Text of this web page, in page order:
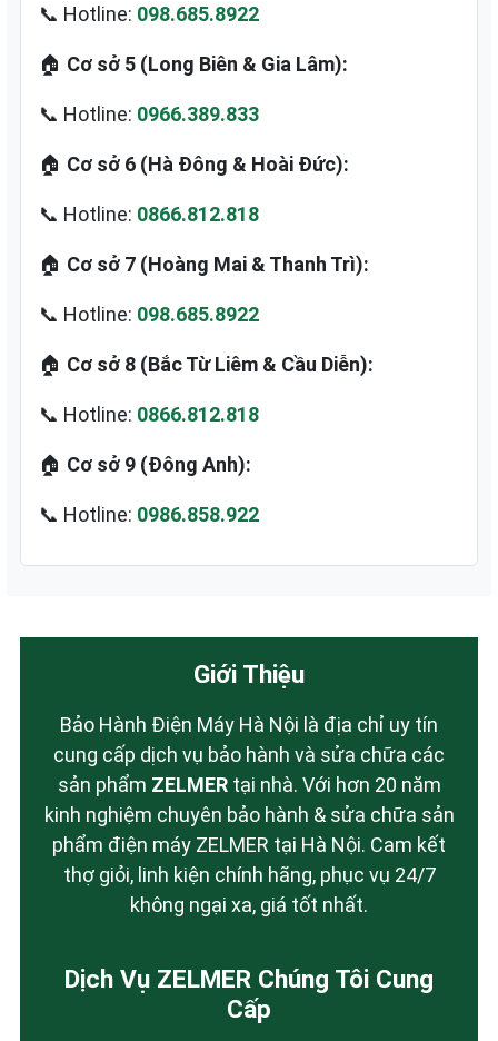
📞 Hotline: 098.685.8922
🏠 Cơ sở 5 (Long Biên & Gia Lâm):
📞 Hotline: 0966.389.833
🏠 Cơ sở 6 (Hà Đông & Hoài Đức):
📞 Hotline: 0866.812.818
🏠 Cơ sở 7 (Hoàng Mai & Thanh Trì):
📞 Hotline: 098.685.8922
🏠 Cơ sở 8 (Bắc Từ Liêm & Cầu Diễn):
📞 Hotline: 0866.812.818
🏠 Cơ sở 9 (Đông Anh):
📞 Hotline: 0986.858.922
Giới Thiệu
Bảo Hành Điện Máy Hà Nội là địa chỉ uy tín
cung cấp dịch vụ bảo hành và sửa chữa các
sản phẩm ZELMERtại nhà. Với hơn 20 năm
kinh nghiệm chuyên bảo hành & sửa chữa sản
phẩm điện máy ZELMER tại Hà Nội. Cam kết
thợ giỏi, linh kiện chính hãng, phục vụ 24/7
không ngại xa, giá tốt nhất.
Dịch Vụ ZELMER Chúng Tôi Cung
Cấp